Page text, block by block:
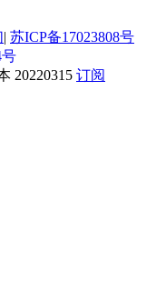
| 苏ICP备17023808号
号
20220315 订阅